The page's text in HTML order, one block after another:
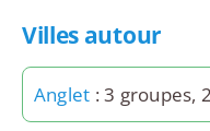
Villes autour
Anglet : 3 groupes,